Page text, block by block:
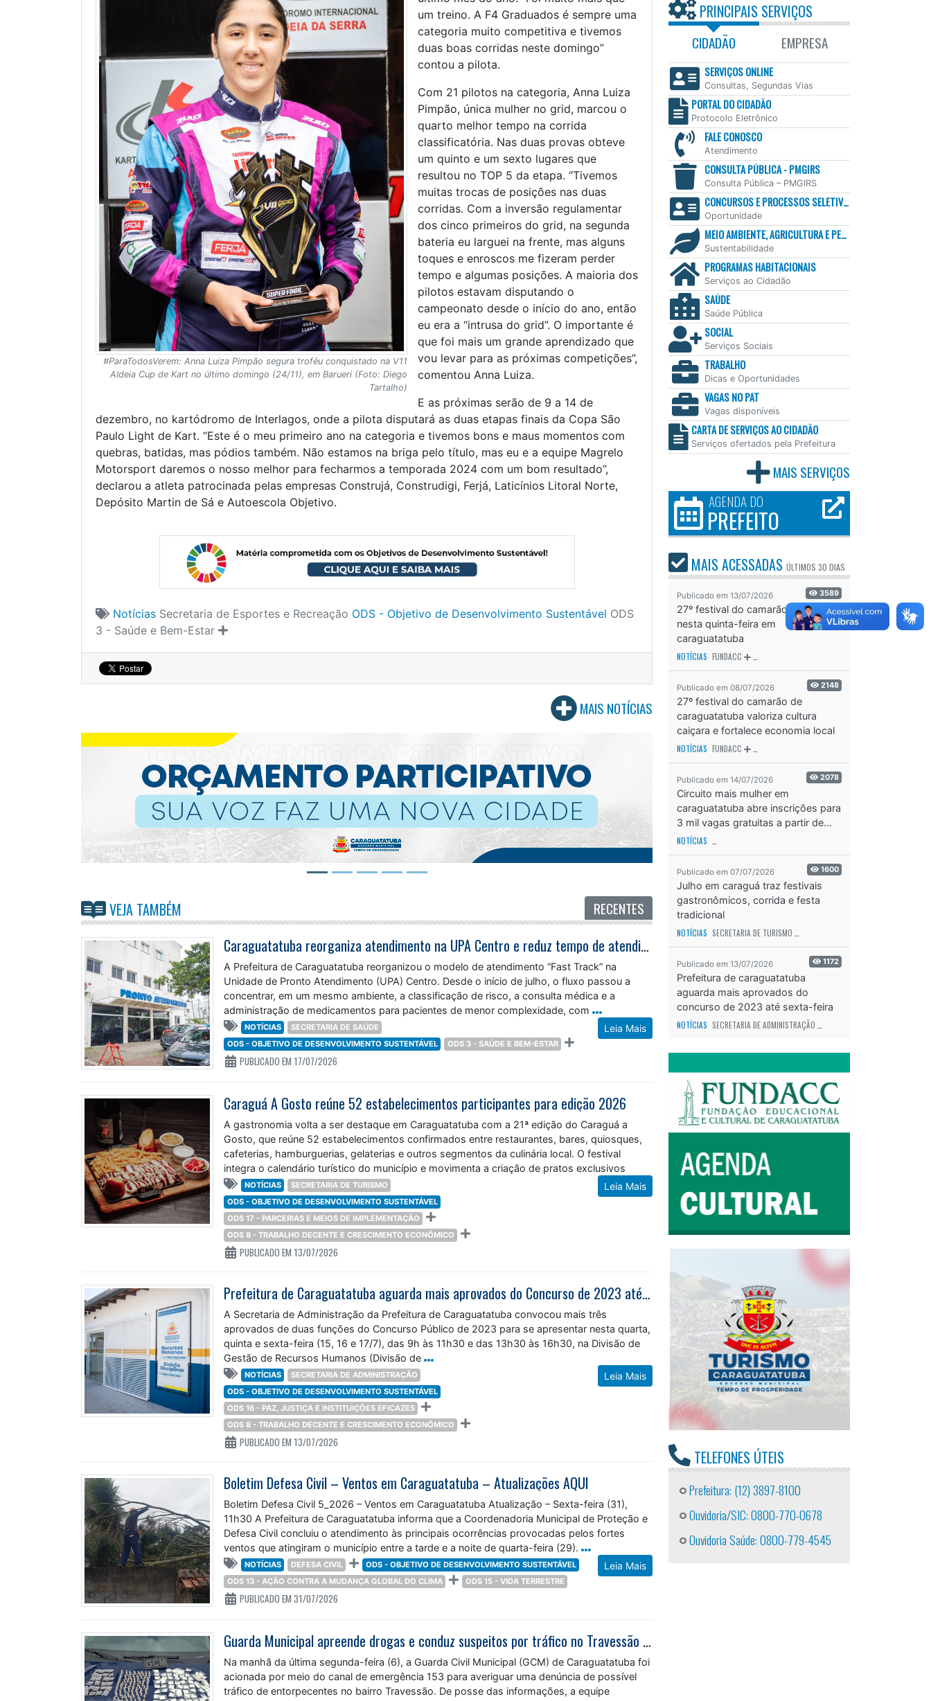
#ParaTodosVerem: Anna Luiza Pimpão segura troféu conquistado na V11
Aldeia Cup de Kart no último domingo (24/11), em Barueri (Foto: Diego
Tartalho)
um treino. A F4 Graduados é sempre uma
categoria muito competitiva e tivemos
duas boas corridas neste domingo”
contou a pilota.
Com 21 pilotos na categoria, Anna Luiza
Pimpão, única mulher no grid, marcou o
quarto melhor tempo na corrida
classificatória. Nas duas provas obteve
um quinto e um sexto lugares que
resultou no TOP 5 da etapa. “Tivemos
muitas trocas de posições nas duas
corridas. Com a inversão regulamentar
dos cinco primeiros do grid, na segunda
bateria eu larguei na frente, mas alguns
toques e enroscos me fizeram perder
tempo e algumas posições. A maioria dos
pilotos estavam disputando o
campeonato desde o início do ano, então
eu era a “intrusa do grid”. O importante é
que foi mais um grande aprendizado que
vou levar para as próximas competições”,
comentou Anna Luiza.
E as próximas serão de 9 a 14 de
dezembro, no kartódromo de Interlagos, onde a pilota disputará as duas etapas finais da Copa São
Paulo Light de Kart. “Este é o meu primeiro ano na categoria e tivemos bons e maus momentos com
quebras, batidas, mas pódios também. Não estamos na briga pelo título, mas eu e a equipe Magrelo
Motorsport daremos o nosso melhor para fecharmos a temporada 2024 com um bom resultado”,
declarou a atleta patrocinada pelas empresas Construjá, Construdigi, Ferjá, Laticínios Litoral Norte,
Depósito Martin de Sá e Autoescola Objetivo.
Notícias Secretaria de Esportes e Recreação ODS - Objetivo de Desenvolvimento Sustentável ODS
3 - Saúde e Bem-Estar
MAIS NOTÍCIAS
VEJA TAMBÉM RECENTES
Caraguatatuba reorganiza atendimento na UPA Centro e reduz tempo de atendimento de pacientes da baixa complexidade
A Prefeitura de Caraguatatuba reorganizou o modelo de atendimento “Fast Track” na
Unidade de Pronto Atendimento (UPA) Centro. Desde o início de julho, o fluxo passou a
concentrar, em um mesmo ambiente, a classificação de risco, a consulta médica e a
administração de medicamentos para pacientes de menor complexidade, com
Leia Mais
NOTÍCIAS
SECRETARIA DE SAÚDE
ODS - OBJETIVO DE DESENVOLVIMENTO SUSTENTÁVEL
ODS 3 - SAÚDE E BEM-ESTAR
PUBLICADO EM 17/07/2026
Caraguá A Gosto reúne 52 estabelecimentos participantes para edição 2026
A gastronomia volta a ser destaque em Caraguatatuba com a 21ª edição do Caraguá a
Gosto, que reúne 52 estabelecimentos confirmados entre restaurantes, bares, quiosques,
cafeterias, hamburguerias, gelaterias e outros segmentos da culinária local. O festival
integra o calendário turístico do município e movimenta a criação de pratos exclusivos
durante
Leia Mais
NOTÍCIAS
SECRETARIA DE TURISMO
ODS - OBJETIVO DE DESENVOLVIMENTO SUSTENTÁVEL
ODS 17 - PARCERIAS E MEIOS DE IMPLEMENTAÇÃO
ODS 8 - TRABALHO DECENTE E CRESCIMENTO ECONÔMICO
PUBLICADO EM 13/07/2026
Prefeitura de Caraguatatuba aguarda mais aprovados do Concurso de 2023 até sexta-feira (17)
A Secretaria de Administração da Prefeitura de Caraguatatuba convocou mais três
aprovados de duas funções do Concurso Público de 2023 para se apresentar nesta quarta,
quinta e sexta-feira (15, 16 e 17/7), das 9h às 11h30 e das 13h30 às 16h30, na Divisão de
Gestão de Recursos Humanos (Divisão de
Leia Mais
NOTÍCIAS
SECRETARIA DE ADMINISTRAÇÃO
ODS - OBJETIVO DE DESENVOLVIMENTO SUSTENTÁVEL
ODS 16 - PAZ, JUSTIÇA E INSTITUIÇÕES EFICAZES
ODS 8 - TRABALHO DECENTE E CRESCIMENTO ECONÔMICO
PUBLICADO EM 13/07/2026
Boletim Defesa Civil – Ventos em Caraguatatuba – Atualizações AQUI
Boletim Defesa Civil 5_2026 – Ventos em Caraguatatuba Atualização – Sexta-feira (31),
11h30 A Prefeitura de Caraguatatuba informa que a Coordenadoria Municipal de Proteção e
Defesa Civil concluiu o atendimento às principais ocorrências provocadas pelos fortes
ventos que atingiram o município entre a tarde e a noite de quarta-feira (29).
Leia Mais
NOTÍCIAS DEFESA CIVIL
ODS - OBJETIVO DE DESENVOLVIMENTO SUSTENTÁVEL
ODS 13 - AÇÃO CONTRA A MUDANÇA GLOBAL DO CLIMA
ODS 15 - VIDA TERRESTRE
PUBLICADO EM 31/07/2026
Guarda Municipal apreende drogas e conduz suspeitos por tráfico no Travessão após denúncia pelo 153
Na manhã da última segunda-feira (6), a Guarda Civil Municipal (GCM) de Caraguatatuba foi
acionada por meio do canal de emergência 153 para averiguar uma denúncia de possível
tráfico de entorpecentes no bairro Travessão. De posse das informações, a equipe
PRINCIPAIS SERVIÇOS
CIDADÃO EMPRESA
SERVIÇOS ONLINE
Consultas, Segundas Vias
PORTAL DO CIDADÃO
Protocolo Eletrônico
FALE CONOSCO
Atendimento
CONSULTA PÚBLICA - PMGIRS
Consulta Pública – PMGIRS
CONCURSOS E PROCESSOS SELETIVOS
Oportunidade
MEIO AMBIENTE, AGRICULTURA E PESCA
Sustentabilidade
PROGRAMAS HABITACIONAIS
Serviços ao Cidadão
SAÚDE
Saúde Pública
SOCIAL
Serviços Sociais
TRABALHO
Dicas e Oportunidades
VAGAS NO PAT
Vagas disponíveis
CARTA DE SERVIÇOS AO CIDADÃO
Serviços ofertados pela Prefeitura
MAIS SERVIÇOS
AGENDA DO
PREFEITO
MAIS ACESSADAS ÚLTIMOS 30 DIAS
Publicado em 13/07/2026 3589
27º festival do camarão começa
nesta quinta-feira em
caraguatatuba
NOTÍCIAS FUNDACC
Publicado em 08/07/2026 2148
27º festival do camarão de
caraguatatuba valoriza cultura
caiçara e fortalece economia local
NOTÍCIAS FUNDACC
Publicado em 14/07/2026 2078
Circuito mais mulher em
caraguatatuba abre inscrições para
3 mil vagas gratuitas a partir de...
NOTÍCIAS
Publicado em 07/07/2026 1600
Julho em caraguá traz festivais
gastronômicos, corrida e festa
tradicional
NOTÍCIAS SECRETARIA DE TURISMO
Publicado em 13/07/2026 1172
Prefeitura de caraguatatuba
aguarda mais aprovados do
concurso de 2023 até sexta-feira
(17)
NOTÍCIAS SECRETARIA DE ADMINISTRAÇÃO
TELEFONES ÚTEIS
Prefeitura: (12) 3897-8100
Ouvidoria/SIC: 0800-770-0678
Ouvidoria Saúde: 0800-779-4545